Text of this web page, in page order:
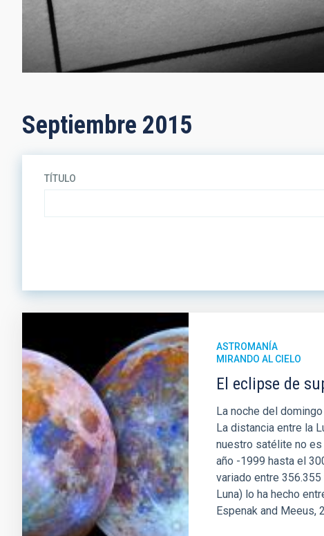
Septiembre 2015
TÍTULO
ASTROMANÍA
MIRANDO AL CIELO
El eclipse de
La noche del
La distancia entre la
nuestro satélite no
año -1999 hasta el
variado entre
Luna) lo ha hecho
Espenak and Meeus,